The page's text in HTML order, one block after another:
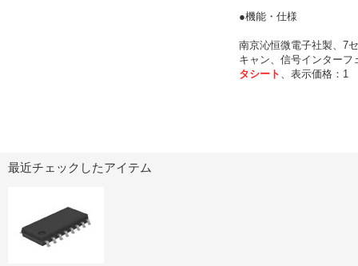
●機能・仕様
南京沁恒微電子社製、7
キャン、信号インター
タシート 、表示価格：1
最近チェックしたアイテム